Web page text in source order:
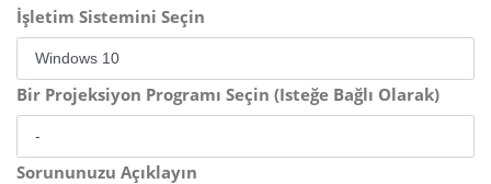
İşletim Sistemini Seçin
Bir Projeksiyon Programı Seçin (Isteğe Bağlı Olarak)
Sorununuzu Açıklayın